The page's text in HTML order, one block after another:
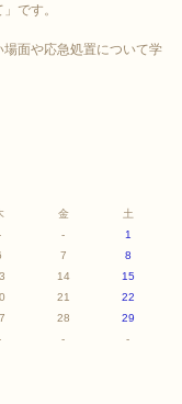
です。
面や応急処置について学
金
土
-
1
7
8
14
15
21
22
28
29
-
-